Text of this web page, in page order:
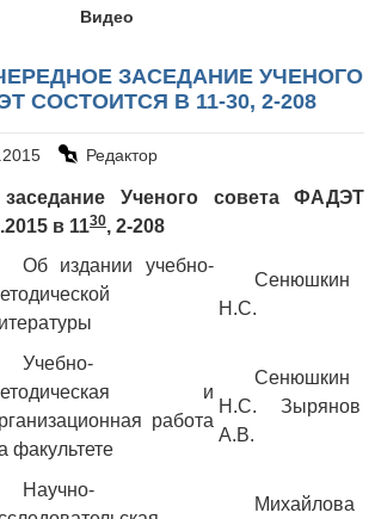
Видео
ЗАСЕДАНИЕ УЧЕНОГО
СОСТОИТСЯ В 11-30, 2-208
Редактор
заседание Ученого совета ФАДЭТ
в 1130, 2-208
Об издании учебно-
Сенюшкин
Н.С.
Учебно-
и
работа
факультете
Сенюшкин
Н.С. Зырянов
А.В.
Научно-
Михайлова